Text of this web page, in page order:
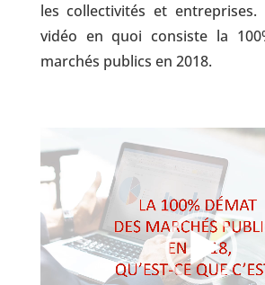
les collectivités et entreprises.
vidéo en quoi consiste la
marchés publics en 2018.
vidéo